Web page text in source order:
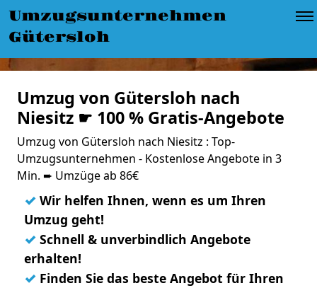
Umzugsunternehmen
Gütersloh
Umzug von Gütersloh nach
Niesitz ☛ 100 % Gratis-Angebote
Umzug von Gütersloh nach Niesitz : Top-
Umzugsunternehmen - Kostenlose Angebote in 3
Min. ➨ Umzüge ab 86€
✓ Wir helfen Ihnen, wenn es um Ihren
Umzug geht!
✓ Schnell & unverbindlich Angebote
erhalten!
✓ Finden Sie das beste Angebot für Ihren